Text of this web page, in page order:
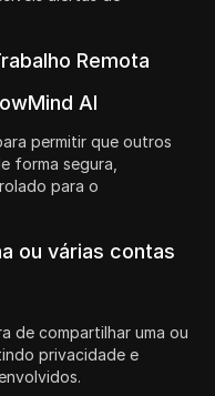
Remota
AI
permitir que outros
forma segura,
para o
ou várias contas
de compartilhar uma ou
privacidade e